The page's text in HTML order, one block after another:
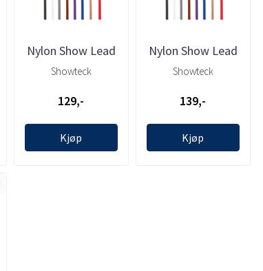
Nylon Show Lead
(Brown) 0.3x87cm
Showteck
129,-
Kjøp
Nylon Show Lead
(Brown) 0.5x87cm
Showteck
139,-
Kjøp